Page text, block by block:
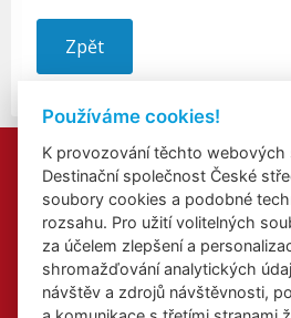
Zpět
Přidat
Přihlášení odběru
Cookies
Používáme cookies!
K provozování těchto
Destinační společnost České
soubory cookies a podobné
rozsahu. Pro užití volitelných
za účelem zlepšení a
shromažďování analytických
návštěv a zdrojů návštěvnosti,